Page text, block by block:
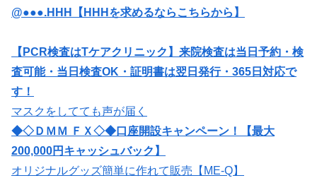
@●●●.HHH【HHHを求めるならこちらから】
【PCR検査はTケアクリニック】来院検査は当日予約・検
査可能・当日検査OK・証明書は翌日発行・365日対応で
す！
マスクをしてても声が届く
◆◇ＤＭＭ ＦＸ◇◆口座開設キャンペーン！【最大
200,000円キャッシュバック】
オリジナルグッズ簡単に作れて販売【ME-Q】